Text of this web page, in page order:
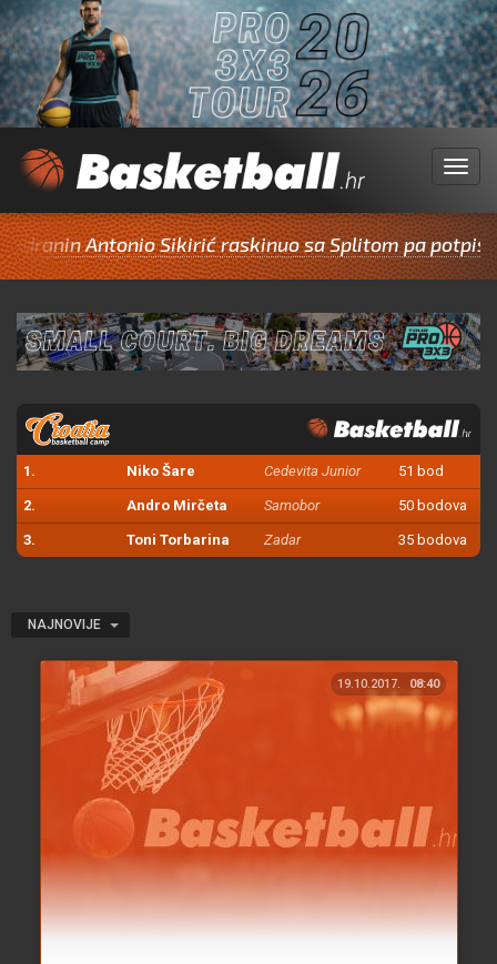
Menu
Antonio Sikirić raskinuo sa Splitom pa potpisao za
1. Niko Šare Cedevita Junior 51 bod
2. Andro Mirčeta Samobor 50 bodova
3. Toni Torbarina Zadar 35 bodova
NAJNOVIJE
19.10.2017. 08:40